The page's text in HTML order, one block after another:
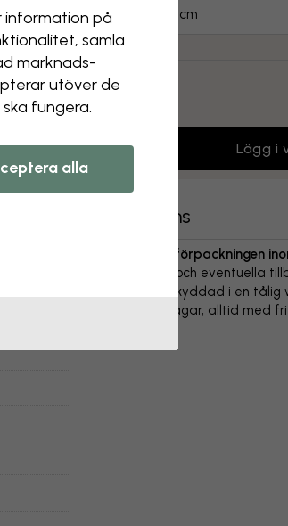
70x50 cm
Lägg i
Leverans
Vi skickar förpackningen
Din poster och eventuella
levereras skyddad i en
inom 1-3 dagar, alltid med
information på
samla
marknads­
utöver de
fungera.
alla